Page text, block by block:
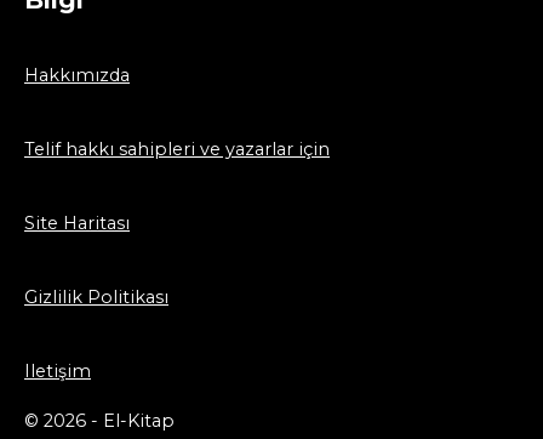
Hakkımızda
Telif hakkı sahipleri ve yazarlar için
Site Haritası
Gizlilik Politikası
Iletişim
© 2026 - El-Kitap